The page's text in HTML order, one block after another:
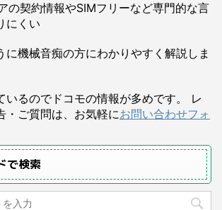
の契約情報やSIMフリーなど専門的な言
にくい
に機械音痴の方にわかりやすく解説しま
いるのでドコモの情報が多めです。 レ
・ご質問は、お気軽にお問い合わせフォ
で検索